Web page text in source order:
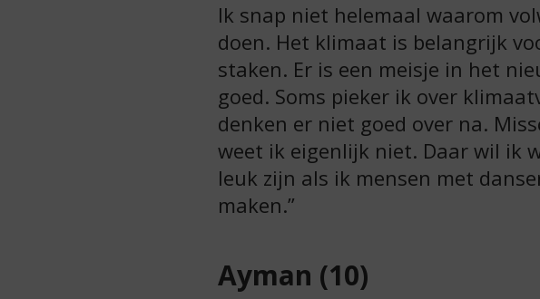
Ik snap niet helemaal waarom
doen. Het klimaat is belangrijk
staken. Er is een meisje in het
goed. Soms pieker ik over
denken er niet goed over na.
weet ik eigenlijk niet. Daar wil ik
leuk zijn als ik mensen met
maken.”
Ayman (10)